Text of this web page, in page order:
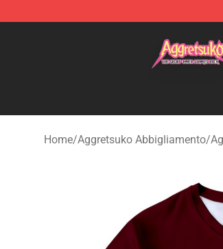
Home/Aggretsuko Abbigliamento/